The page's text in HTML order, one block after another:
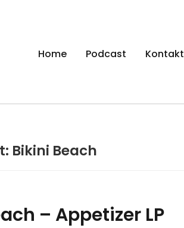
Home Podcast Kontakt
Bikini Beach
– Appetizer LP